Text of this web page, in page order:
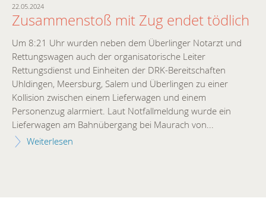
22.05.2024
Zusammenstoß mit Zug endet tödlich
Um 8:21 Uhr wurden neben dem Überlinger Notarzt und
Rettungswagen auch der organisatorische Leiter
Rettungsdienst und Einheiten der DRK-Bereitschaften
Uhldingen, Meersburg, Salem und Überlingen zu einer
Kollision zwischen einem Lieferwagen und einem
Personenzug alarmiert. Laut Notfallmeldung wurde ein
Lieferwagen am Bahnübergang bei Maurach von...
Weiterlesen